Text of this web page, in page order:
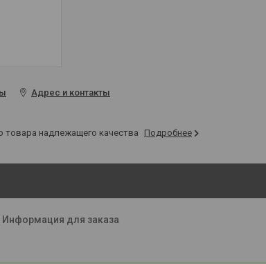
Адрес и контакты
товара надлежащего качества Подробнее
Информация для заказа